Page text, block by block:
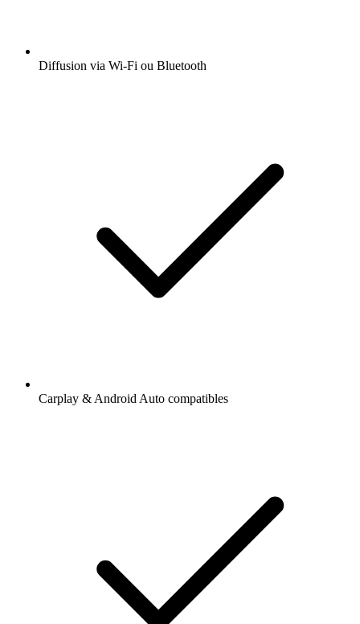
Diffusion via Wi-Fi ou Bluetooth
Carplay & Android Auto compatibles